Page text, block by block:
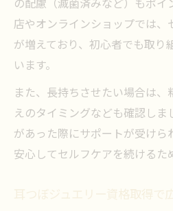
の配慮（滅菌済みなど）もポイ
店やオンラインショップでは、
が増えており、初心者でも取り
います。
また、長持ちさせたい場合は
えのタイミングなども確認しま
があった際にサポートが受けら
安心してセルフケアを続けるた
耳つぼジュエリー資格取得で